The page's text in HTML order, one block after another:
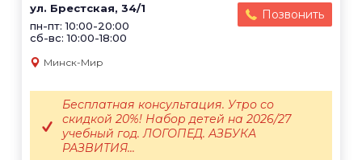
ул. Брестская, 34/1
пн-пт: 10:00-20:00
сб-вс: 10:00-18:00
Позвонить
Минск-Мир
Бесплатная консультация. Утро со
скидкой 20%! Набор детей на 2026/27
учебный год. ЛОГОПЕД. АЗБУКА
РАЗВИТИЯ...